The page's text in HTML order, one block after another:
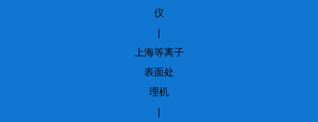
仪
|
上海等离子
表面处
理机
|